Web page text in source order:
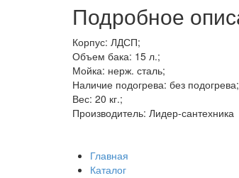
Подробное
Корпус: ЛДСП;
Объем бака: 15 л.;
Мойка: нерж. сталь;
Наличие подогрева: без подогрева;
Вес: 20 кг.;
Производитель: Лидер-сантехника
Главная
Каталог